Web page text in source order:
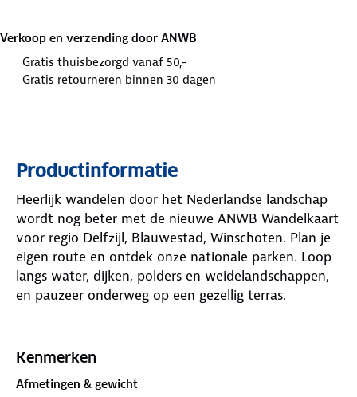
Verkoop en verzending door ANWB
Gratis thuisbezorgd vanaf 50,-
Gratis retourneren binnen 30 dagen
Productinformatie
Heerlijk wandelen door het Nederlandse landschap
wordt nog beter met de nieuwe ANWB Wandelkaart
voor regio Delfzijl, Blauwestad, Winschoten. Plan je
eigen route en ontdek onze nationale parken. Loop
langs water, dijken, polders en weidelandschappen,
en pauzeer onderweg op een gezellig terras.
LAW-paden (Lange-Afstand-Wandelpaden),
voorzien van opstap- en parkeerplaatsen, horeca,
Kenmerken
Afmetingen & gewicht